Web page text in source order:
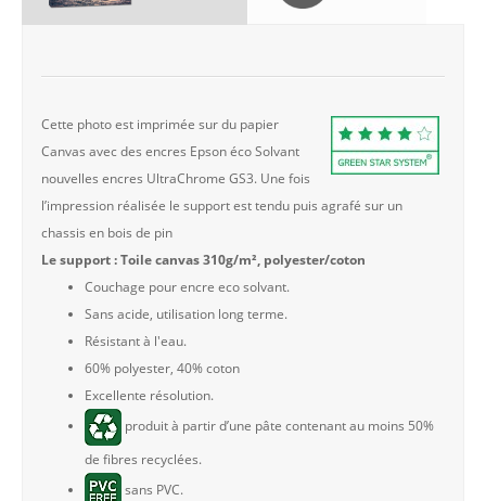
Cette photo est imprimée sur du papier
Canvas avec des encres Epson éco Solvant
nouvelles encres UltraChrome GS3. Une fois
l’impression réalisée le support est tendu puis agrafé sur un
chassis en bois de pin
Le support : Toile canvas 310g/m², polyester/coton
Couchage pour encre eco solvant.
Sans acide, utilisation long terme.
Résistant à l'eau.
60% polyester, 40% coton
Excellente résolution.
produit à partir d’une pâte contenant au moins 50%
de fibres recyclées.
sans PVC.